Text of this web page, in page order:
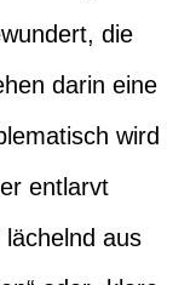
die
darin eine
wird
entlarvt
aus